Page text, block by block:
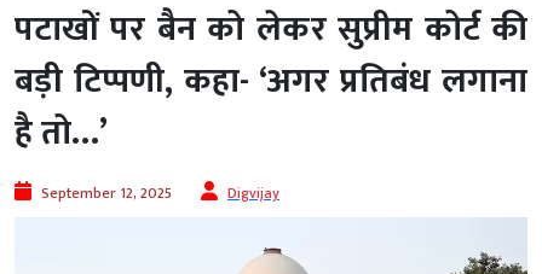
पटाखों पर बैन को लेकर सुप्रीम कोर्ट की
बड़ी टिप्पणी, कहा- ‘अगर प्रतिबंध लगाना
है तो…’
September 12, 2025 Digvijay